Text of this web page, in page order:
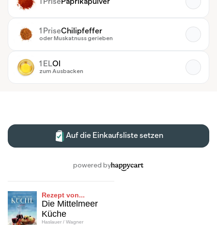
Rezept von...
Die Mittelmeer
Küche
Haslauer / Wagner